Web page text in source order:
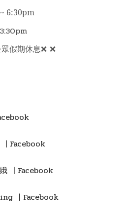
假期休息❌ ❌
| Facebook
| Facebook
| Facebook